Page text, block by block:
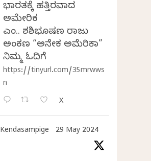
ಭಾರತಕ್ಕೆ ಹತ್ತಿರವಾದ
ಅಮೇರಿಕ
ಎಂ.ವಿ. ಶಶಿಭೂಷಣ ರಾಜು
ಅಂಕಣ “ಅನೇಕ ಅಮೆರಿಕಾ”
ನಿಮ್ಮ ಓದಿಗೆ
https://tinyurl.com/35mrwws
n
X
Kendasampige 29 May 2024